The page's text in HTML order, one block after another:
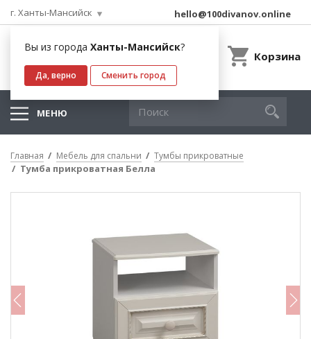
г. Ханты-Мансийск
Вы из города Ханты-Мансийск?
Да, верно Сменить город
hello@100divanov.online
Корзина
МЕНЮ
Главная Мебель для спальни Тумбы прикроватные
Тумба прикроватная Белла